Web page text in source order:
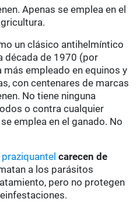
Apenas se emplea en el
un clásico antihelmíntico
década de 1970 (por
más empleado en equinos y
con centenares de marcas
No tiene ninguna
o contra cualquier
emplea en el ganado. No
praziquantel carecen de
a los parásitos
pero no protegen